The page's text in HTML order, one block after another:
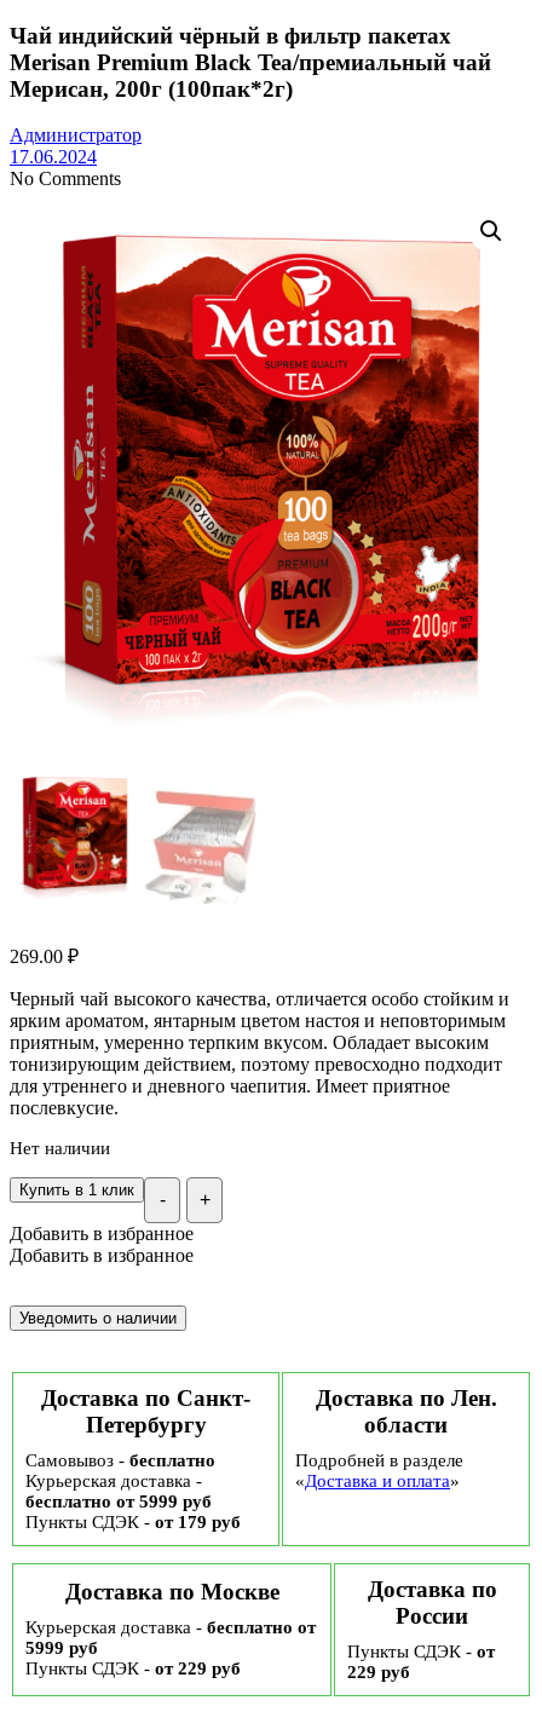
Чай индийский чёрный в фильтр пакетах
Merisan Premium Black Tea/премиальный чай
Мерисан, 200г (100пак*2г)
Администратор
17.06.2024
No Comments
269.00 ₽
Черный чай высокого качества, отличается особо стойким и
ярким ароматом, янтарным цветом настоя и неповторимым
приятным, умеренно терпким вкусом. Обладает высоким
тонизирующим действием, поэтому превосходно подходит
для утреннего и дневного чаепития. Имеет приятное
послевкусие.
Нет наличии
- +
Купить в 1 клик
Добавить в избранное
Добавить в избранное
Доставка по Санкт-
Петербургу
Самовывоз - бесплатно
Курьерская доставка -
бесплатно от 5999 руб
Пункты СДЭК - от 179 руб
Доставка по Лен.
области
Подробней в разделе
«Доставка и оплата»
Доставка по Москве
Курьерская доставка - бесплатно от
5999 руб
Пункты СДЭК - от 229 руб
Доставка по
России
Пункты СДЭК - от
229 руб